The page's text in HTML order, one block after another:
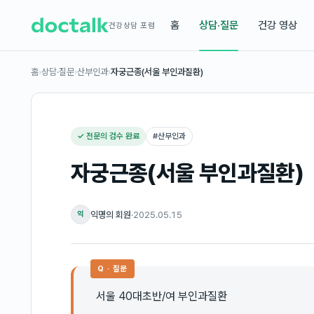
건강상담 포럼 홈 상담·질문 건강 영상
홈›상담·질문›산부인과›자궁근종(서울 부인과질환)
✓ 전문의 검수 완료 #산부인과
자궁근종(서울 부인과질환)
익 익명의 회원·2025.05.15
Q · 질문
서울 40대초반/여 부인과질환